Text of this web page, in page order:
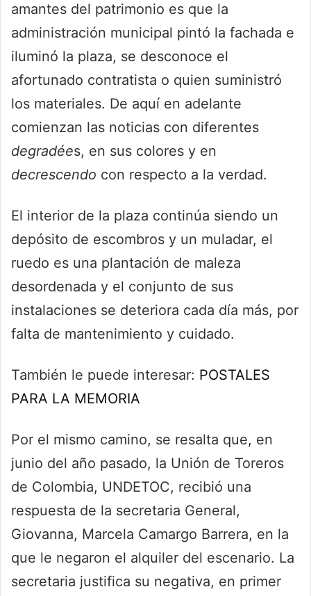
amantes del patrimonio es que la
administración municipal pintó la fachada e
iluminó la plaza, se desconoce el
afortunado contratista o quien suministró
los materiales. De aquí en adelante
comienzan las noticias con diferentes
degradées, en sus colores y en
decrescendo con respecto a la verdad.
El interior de la plaza continúa siendo un
depósito de escombros y un muladar, el
ruedo es una plantación de maleza
desordenada y el conjunto de sus
instalaciones se deteriora cada día más, por
falta de mantenimiento y cuidado.
También le puede interesar: POSTALES
PARA LA MEMORIA
Por el mismo camino, se resalta que, en
junio del año pasado, la Unión de Toreros
de Colombia, UNDETOC, recibió una
respuesta de la secretaria General,
Giovanna, Marcela Camargo Barrera, en la
que le negaron el alquiler del escenario. La
secretaria justifica su negativa, en primer